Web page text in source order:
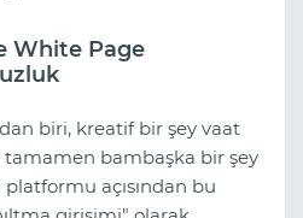
White Page
biri, kreatif bir şey vaat
bambaşka bir şey
açısından bu